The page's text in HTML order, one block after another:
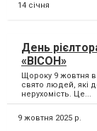
14 січня
День
«ВІСОН»
Щороку 9 жовтня в
свято людей, які
нерухомість. Це...
9 жовтня 2025 р.